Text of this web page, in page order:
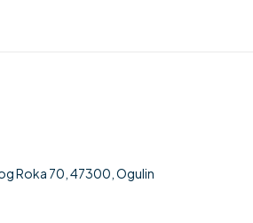
Roka 70, 47300, Ogulin